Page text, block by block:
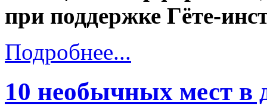
при поддержке Гёте-
Подробнее...
10 необычных мест в